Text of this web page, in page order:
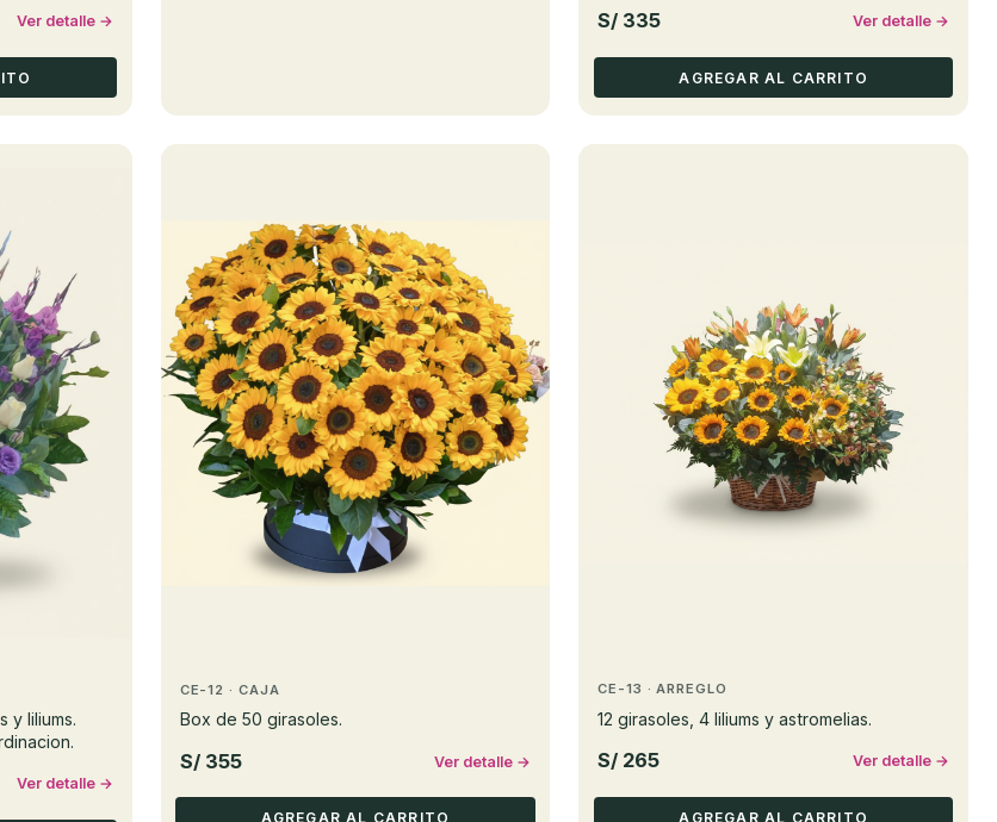
Ver detalle → S/ 335 Ver detalle →
AGREGAR AL CARRITO
y liliums.
Ver detalle →
CE-12 · CAJA
Box de 50 girasoles.
S/ 355 Ver detalle →
AGREGAR AL CARRITO
CE-13 · ARREGLO
12 girasoles, 4 liliums y astromelias.
S/ 265 Ver detalle →
AGREGAR AL CARRITO